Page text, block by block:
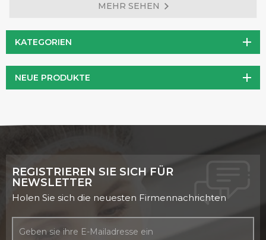
verwendet. Mariendistel ist ein einzigartiges Kraut, das eine
Nährstoff. Die Leber fungiert als Filter des Körpers und reinigt
MEHR SEHEN
KATEGORIEN
NEUE PRODUKTE
REGISTRIEREN SIE SICH FÜR
NEWSLETTER
Holen Sie sich die neuesten Firmennachrichten